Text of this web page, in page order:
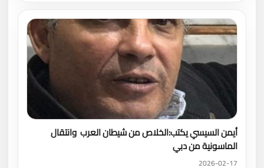
أيمن السيسي يكتب:الخلاص من شيطان العرب وانتقال
الماسونية من دبي
2026-02-17